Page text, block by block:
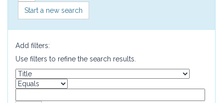
Start a new search
Add filters:
Use filters to refine the search results.